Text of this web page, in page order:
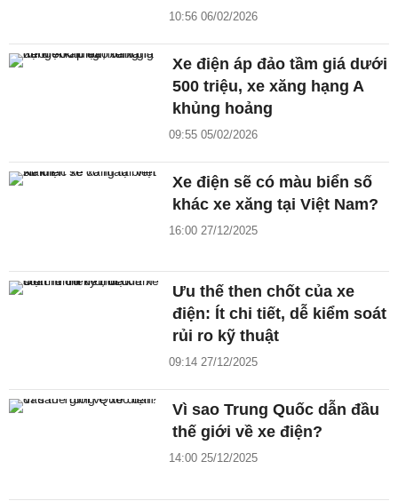
10:56 06/02/2026
Xe điện áp đảo tầm giá dưới
500 triệu, xe xăng hạng A
khủng hoảng
09:55 05/02/2026
Xe điện sẽ có màu biển số
khác xe xăng tại Việt Nam?
16:00 27/12/2025
Ưu thế then chốt của xe
điện: Ít chi tiết, dễ kiểm soát
rủi ro kỹ thuật
09:14 27/12/2025
Vì sao Trung Quốc dẫn đầu
thế giới về xe điện?
14:00 25/12/2025